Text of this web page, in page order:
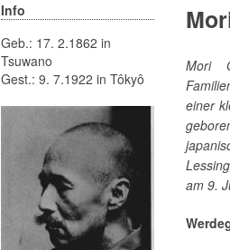
Info
Geb.: 17. 2.1862 in
Tsuwano
Gest.: 9. 7.1922 in Tôkyô
Mori
einer
am 9.